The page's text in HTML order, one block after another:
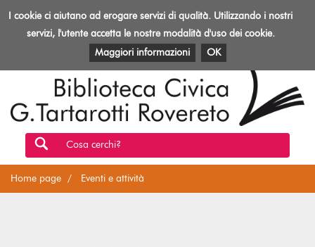
Toggle
Biblioteca
Rovereto
EVENTI E ATTIVITÀ PATRIMONIO E RISORSE
Cosa cerchi?
Home page Eventi e attività
I cookie ci aiutano ad erogare servizi di qualità. Utilizzando i nostri
servizi, l'utente accetta le nostre modalità d'uso dei cookie.
Maggiori informazioni
OK